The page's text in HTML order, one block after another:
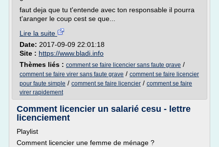
faut deja que tu t'entende avec ton responsable il pourra
t'aranger le coup cest se que...
Lire la suite
Date: 2017-09-09 22:01:18
Site : https://www.bladi.info
Thèmes liés : comment se faire licencier sans faute grave /
comment se faire virer sans faute grave / comment se faire licencier
pour faute simple / comment se faire licencier / comment se faire
virer rapidement
Comment licencier un salarié cesu - lettre
licenciement
Playlist
Comment licencier une femme de ménage ?